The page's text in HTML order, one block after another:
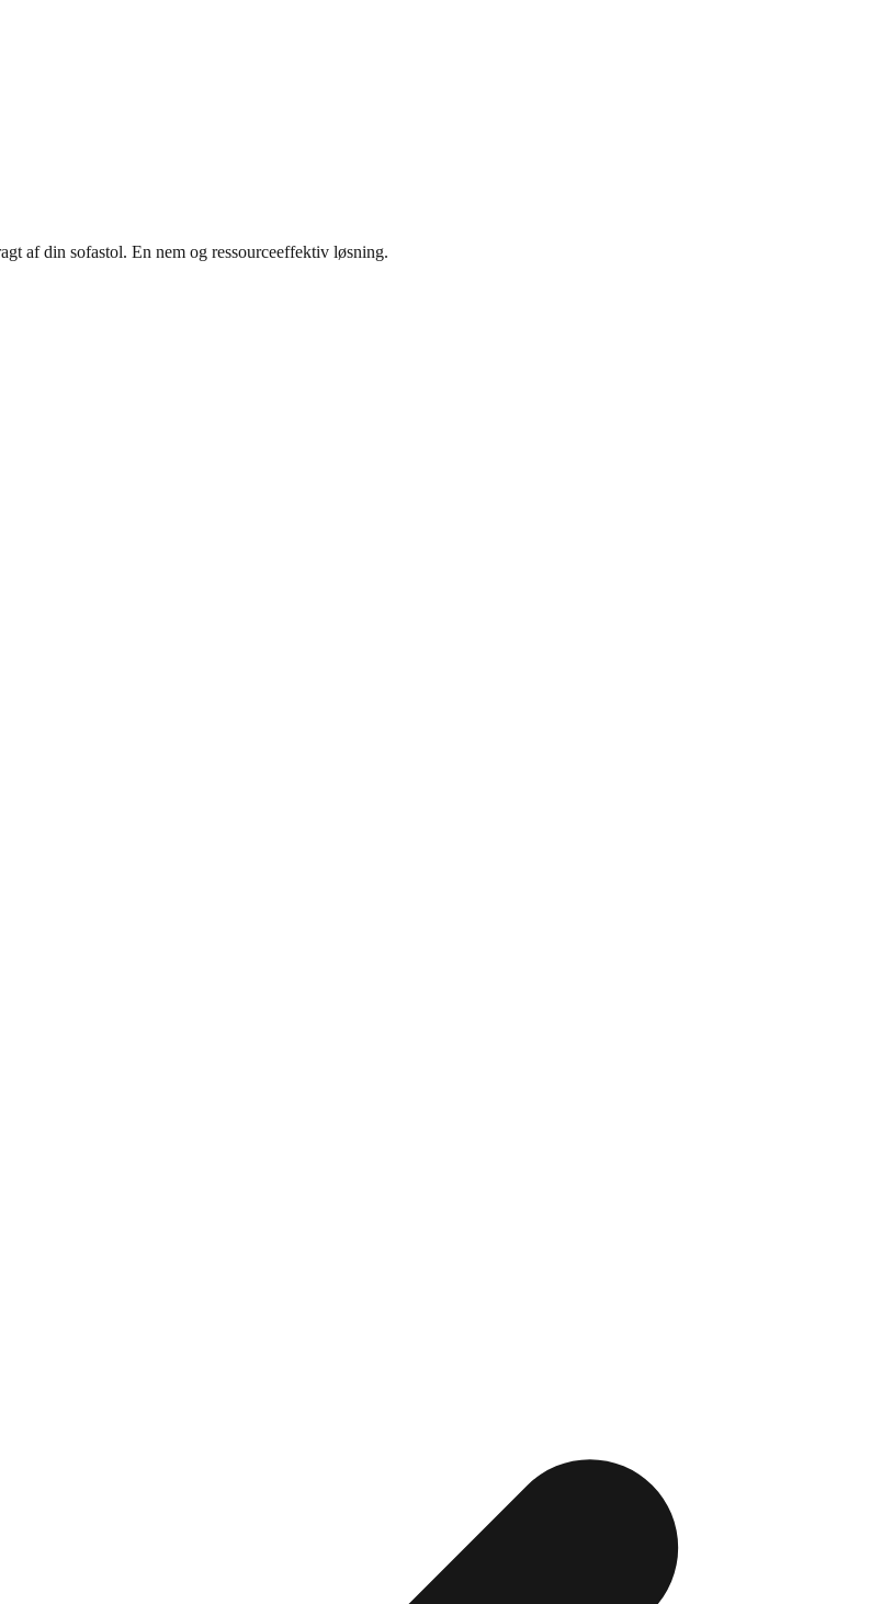
af din sofastol. En nem og ressourceeffektiv løsning.